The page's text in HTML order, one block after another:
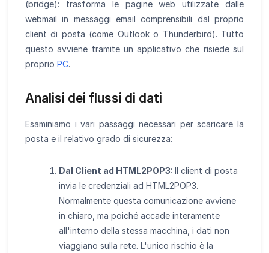
(bridge): trasforma le pagine web utilizzate dalle
webmail in messaggi email comprensibili dal proprio
client di posta (come Outlook o Thunderbird). Tutto
questo avviene tramite un applicativo che risiede sul
proprio PC.
Analisi dei flussi di dati
Esaminiamo i vari passaggi necessari per scaricare la
posta e il relativo grado di sicurezza:
Dal Client ad HTML2POP3: Il client di posta
invia le credenziali ad HTML2POP3.
Normalmente questa comunicazione avviene
in chiaro, ma poiché accade interamente
all'interno della stessa macchina, i dati non
viaggiano sulla rete. L'unico rischio è la